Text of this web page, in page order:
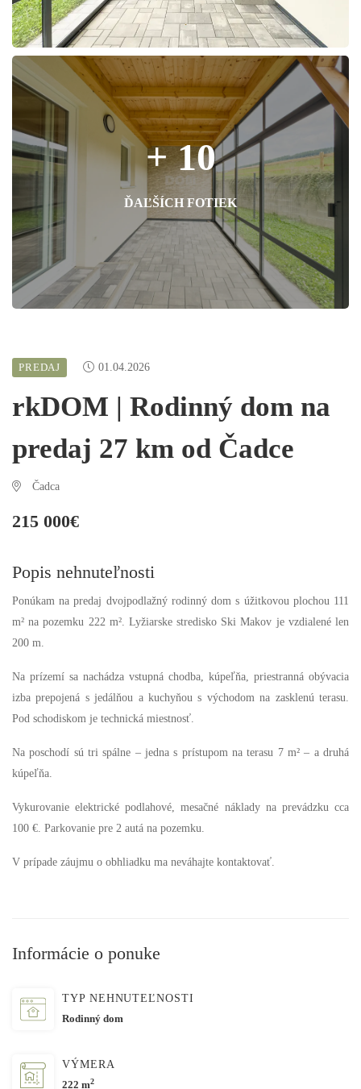
+ 10
ĎAĽŠÍCH FOTIEK
PREDAJ 01.04.2026
rkDOM | Rodinný dom na
predaj 27 km od Čadce
Čadca
215 000€
Popis nehnuteľnosti
Ponúkam na predaj dvojpodlažný rodinný dom s úžitkovou plochou 111
m² na pozemku 222 m². Lyžiarske stredisko Ski Makov je vzdialené len
200 m.
Na prízemí sa nachádza vstupná chodba, kúpeľňa, priestranná obývacia
izba prepojená s jedálňou a kuchyňou s východom na zasklenú terasu.
Pod schodiskom je technická miestnosť.
Na poschodí sú tri spálne – jedna s prístupom na terasu 7 m² – a druhá
kúpeľňa.
Vykurovanie elektrické podlahové, mesačné náklady na prevádzku cca
100 €. Parkovanie pre 2 autá na pozemku.
V prípade záujmu o obhliadku ma neváhajte kontaktovať.
Informácie o ponuke
TYP NEHNUTEĽNOSTI
Rodinný dom
VÝMERA
222 m2